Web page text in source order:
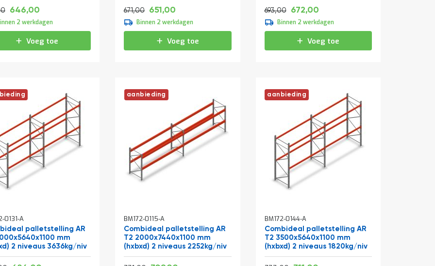
805,86
Vanaf
646,00
2 werkdagen
Voeg toe
Normale prijs
671,00 811,91
Vanaf
651,00
Binnen 2 werkdagen
Voeg toe
Normale prijs
693,00 838,53
Vanaf
672,00
Binnen 2 werkdagen
Voeg toe
0131-A
palletstelling AR
mm
2 niveaus 3636kg/niv
Vanaf
aanbieding
BM172-0115-A
Combideal palletstelling AR
T2 2000x7440x1100 mm
(hxbxd) 2 niveaus 2252kg/niv
Normale prijs Vanaf
aanbieding
BM172-0144-A
Combideal palletstelling AR
T2 3500x5640x1100 mm
(hxbxd) 2 niveaus 1820kg/niv
Normale prijs Vanaf